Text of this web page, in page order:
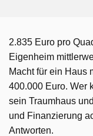
2.835 Euro pro
Eigenheim
Macht für ein Haus
400.000 Euro. Wer
sein Traumhaus
und Finanzierung
Antworten.